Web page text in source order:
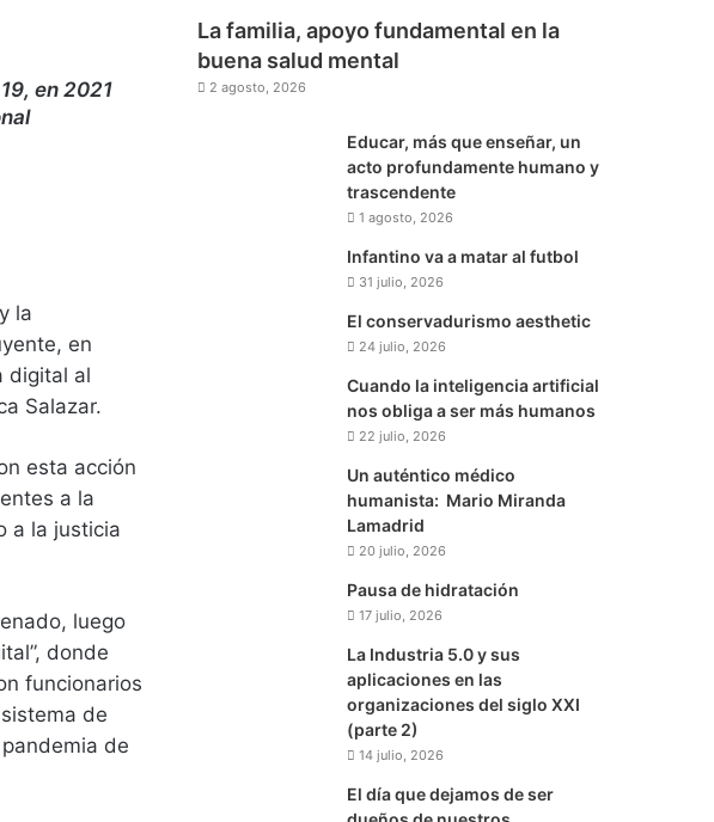
en 2021
la
en
digital al
Salazar.
esta acción
a la
a la justicia
luego
donde
funcionarios
de
de
La familia, apoyo fundamental en la
buena salud mental
2 agosto, 2026
Educar, más que enseñar, un
acto profundamente humano y
trascendente
1 agosto, 2026
Infantino va a matar al futbol
31 julio, 2026
El conservadurismo aesthetic
24 julio, 2026
Cuando la inteligencia artificial
nos obliga a ser más humanos
22 julio, 2026
Un auténtico médico
humanista: Mario Miranda
Lamadrid
20 julio, 2026
Pausa de hidratación
17 julio, 2026
La Industria 5.0 y sus
aplicaciones en las
organizaciones del siglo XXI
(parte 2)
14 julio, 2026
El día que dejamos de ser